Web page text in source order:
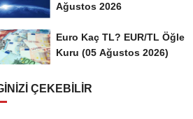
Ağustos 2026
Euro Kaç TL? EUR/TL Öğle
Kuru (05 Ağustos 2026)
ÇEKEBILIR